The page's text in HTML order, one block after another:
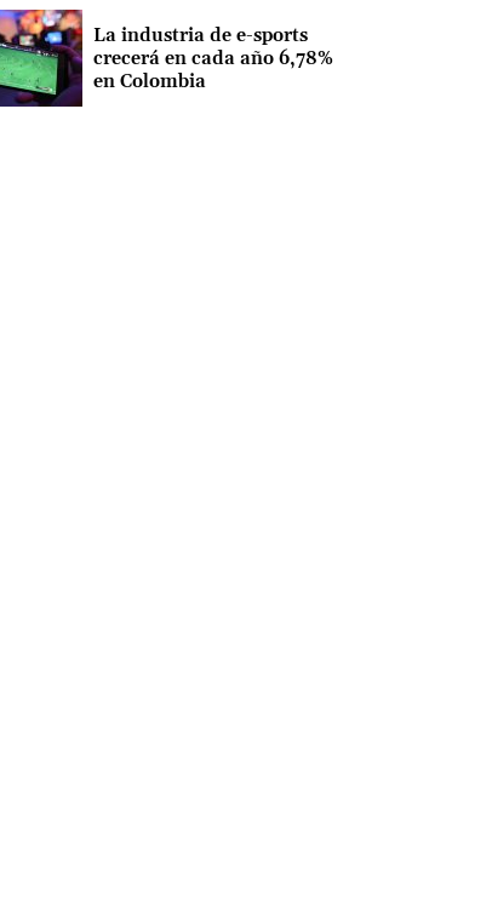
La industria de e-sports
crecerá en cada año 6,78%
en Colombia